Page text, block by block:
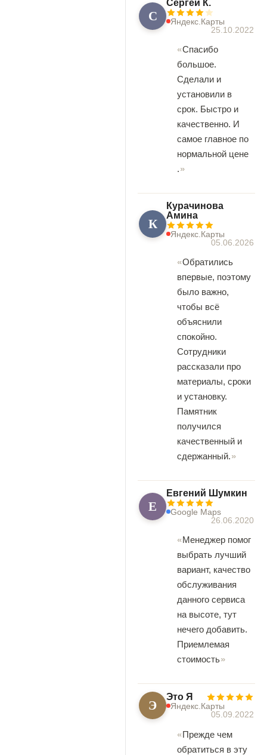
С
Сергей К.
Яндекс.Карты
25.10.2022
Спасибо
большое.
Сделали и
установили в
срок. Быстро и
качественно. И
самое главное по
нормальной цене
.
К
Курачинова
Амина
Яндекс.Карты
05.06.2026
Обратились
впервые, поэтому
было важно,
чтобы всё
объяснили
спокойно.
Сотрудники
рассказали про
материалы, сроки
и установку.
Памятник
получился
качественный и
сдержанный.
Е
Евгений Шумкин
Google Maps
26.06.2020
Менеджер помог
выбрать лучший
вариант, качество
обслуживания
данного сервиса
на высоте, тут
нечего добавить.
Приемлемая
стоимость
Э Это Я
Яндекс.Карты
05.09.2022
Прежде чем
обратиться в эту